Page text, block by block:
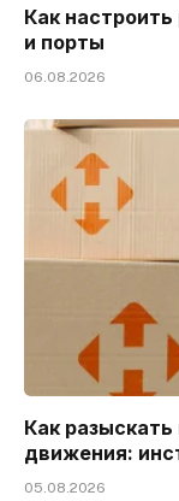
Как
и порты
06.08.2026
Как
движения:
05.08.2026